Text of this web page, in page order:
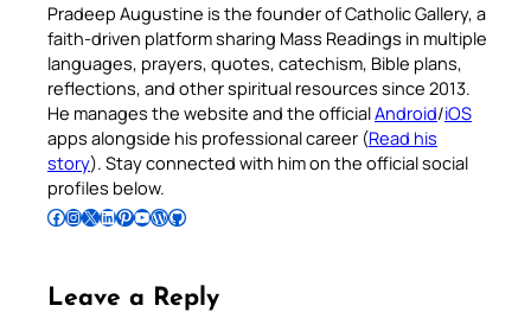
Pradeep Augustine is the founder of Catholic Gallery, a
faith-driven platform sharing Mass Readings in multiple
languages, prayers, quotes, catechism, Bible plans,
reflections, and other spiritual resources since 2013.
He manages the website and the officialAndroid/iOS
apps alongside his professional career (Read his
story). Stay connected with him on the official social
profiles below.
Follow Pradeep on Facebook Follow Pradeep on InstagramFollow Pradeep on X Follow Pradeep on LinkedIn Follow Pradeep on Pinterest Subscribe to Pradeep’s Youtube Channel Follow Pradeep on WordPress Follow Pradeep on GitHub
Leave a Reply